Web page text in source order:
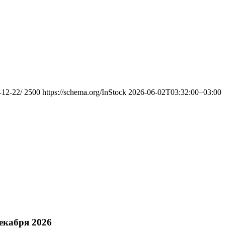
12-22/ 2500 https://schema.org/InStock 2026-06-02T03:32:00+03:00
2026